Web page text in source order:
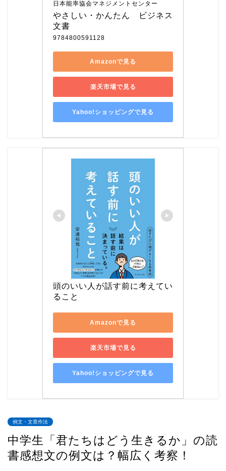
日本能率協会マネジメントセンター
やさしい・かんたん　ビジネス
文書
9784800591128
Amazonで見る
楽天市場で見る
Yahoo!ショッピングで見る
頭のいい人が話す前に考えてい
ること
Amazonで見る
楽天市場で見る
Yahoo!ショッピングで見る
例文・文章作法
中学生「君たちはどう生きるか」の読
書感想文の例文は？幅広く考察！